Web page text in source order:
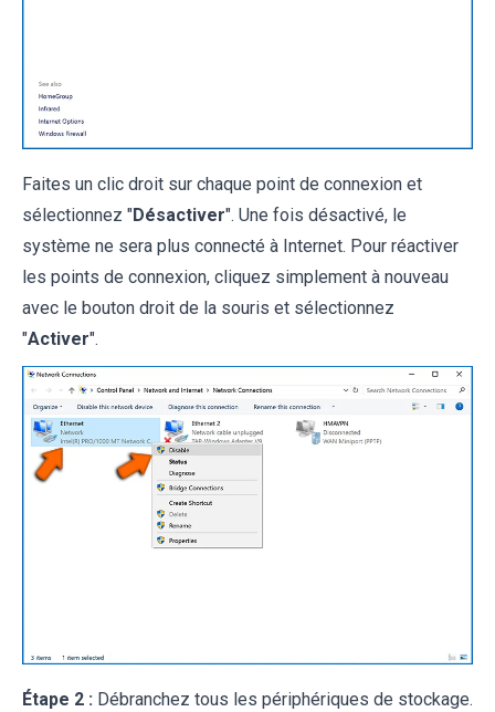
Faites un clic droit sur chaque point de connexion et
sélectionnez "Désactiver". Une fois désactivé, le
système ne sera plus connecté à Internet. Pour réactiver
les points de connexion, cliquez simplement à nouveau
avec le bouton droit de la souris et sélectionnez
"Activer".
Étape 2 : Débranchez tous les périphériques de stockage.